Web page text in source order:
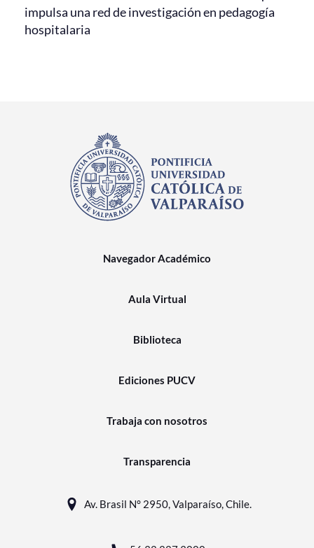
impulsa una red de investigación en pedagogía
hospitalaria
Navegador Académico
Aula Virtual
Biblioteca
Ediciones PUCV
Trabaja con nosotros
Transparencia
Av. Brasil N° 2950, Valparaíso, Chile.